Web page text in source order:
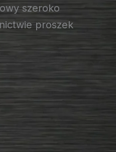
szeroko
proszek